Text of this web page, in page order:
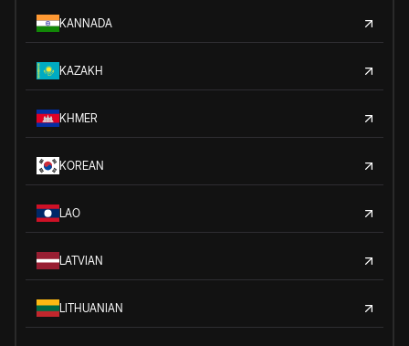
KANNADA
KAZAKH
KHMER
KOREAN
LAO
LATVIAN
LITHUANIAN